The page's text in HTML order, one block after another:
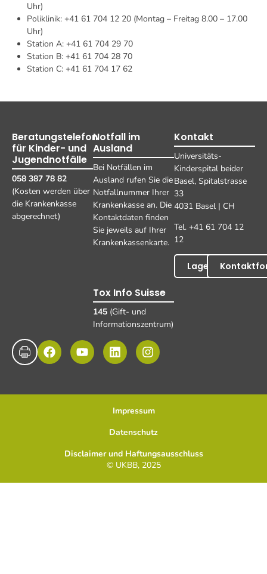
Uhr)
Poliklinik: +41 61 704 12 20 (Montag – Freitag 8.00 – 17.00
Uhr)
Station A: +41 61 704 29 70
Station B: +41 61 704 28 70
Station C: +41 61 704 17 62
Beratungstelefon
für Kinder- und
Jugendnotfälle
058 387 78 82
(Kosten werden über
die Krankenkasse
abgerechnet)
Notfall im
Ausland
Bei Notfällen im
Ausland rufen Sie die
Notfallnummer Ihrer
Krankenkasse an. Die
Kontaktdaten finden
Sie jeweils auf Ihrer
Krankenkassenkarte.
Tox Info Suisse
145 (Gift- und
Informationszentrum)
Kontakt
Universitäts-
Kinderspital beider
Basel, Spitalstrasse
33
4031 Basel | CH
Tel. +41 61 704 12
12
Lageplan
© UKBB, 2025
Impressum
Datenschutz
Disclaimer und Haftungsausschluss